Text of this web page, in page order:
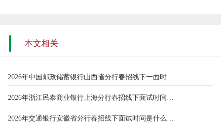
本文相关
2026年中国邮政储蓄银行山西省分行春招线下一面时间是什么时候
2026年浙江民泰商业银行上海分行春招线下面试时间是什么时候
2026年交通银行安徽省分行春招线下面试时间是什么时候